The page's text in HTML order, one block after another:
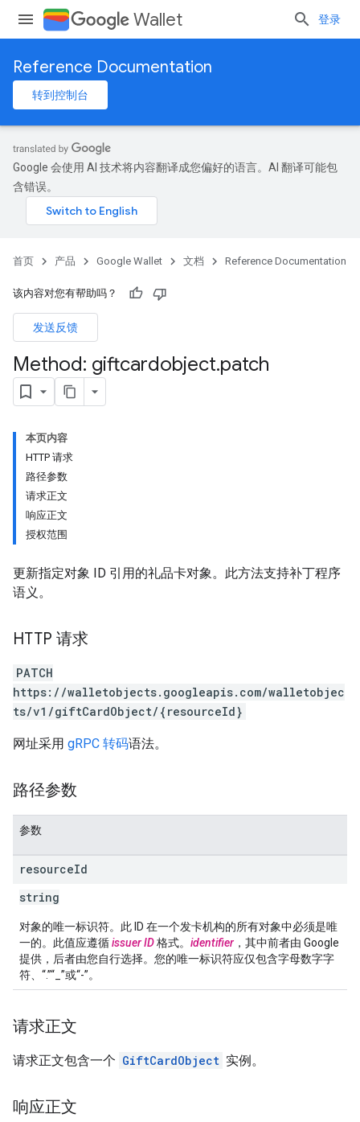
Wallet 登录
Reference Documentation
转到控制台
Google 会使用 AI 技术将内容翻译成您偏好的语言。AI 翻译可能包
含错误。
首页 产品 Google Wallet 文档 Reference Documentation
该内容对您有帮助吗？
发送反馈
Method: giftcardobject.patch
本页内容
HTTP 请求
路径参数
请求正文
响应正文
授权范围
更新指定对象 ID 引用的礼品卡对象。此方法支持补丁程序
语义。
HTTP 请求
PATCH
https://walletobjects.googleapis.com/walletobjec
ts/v1/giftCardObject/{resourceId}
网址采用 gRPC 转码语法。
路径参数
参数
resourceId
string
对象的唯一标识符。此 ID 在一个发卡机构的所有对象中必须是唯
一的。此值应遵循issuer ID格式。 identifier ，其中前者由 Google
提供，后者由您自行选择。您的唯一标识符应仅包含字母数字字
符、“.”“_”或“-”。
请求正文
请求正文包含一个 GiftCardObject 实例。
响应正文